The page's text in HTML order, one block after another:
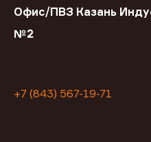
Офис/ПВЗ Казань
№2
+7 (843) 567-19-71